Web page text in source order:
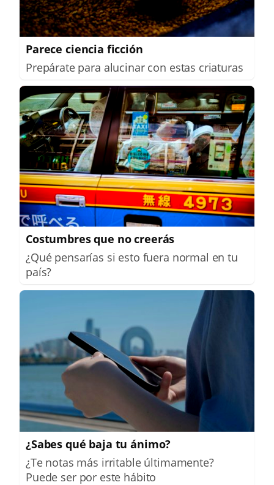
Parece ciencia ficción
Prepárate para alucinar con estas criaturas
Costumbres que no creerás
¿Qué pensarías si esto fuera normal en tu
país?
¿Sabes qué baja tu ánimo?
¿Te notas más irritable últimamente?
Puede ser por este hábito